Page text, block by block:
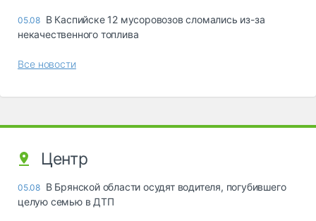
05.08 В Каспийске 12 мусоровозов сломались из-за
некачественного топлива
Все новости
Центр
05.08 В Брянской области осудят водителя, погубившего
целую семью в ДТП